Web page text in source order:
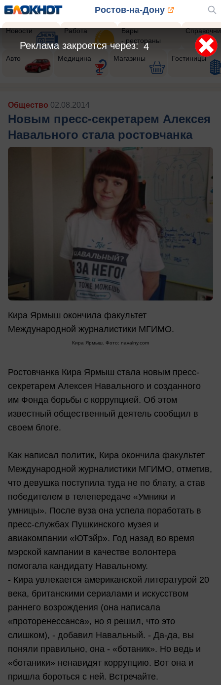
Ростов-на-Дону
Новости Работа
Бары
- рестораны
Авто Медицина Магазины Гостиницы
Общество 02.08.2014
Новым пресс-секретарем Алексея
Навального стала ростовчанка
Кира Ярмыш окончила факультет
Международной журналистики МГИМО.
Кира Ярмыш. Фото: navalny.com
Ростовчанка Кира Ярмыш стала новым пресс-
секретарем Алексея Навального и созданного
им Фонда борьбы с коррупцией. Об этом
известный общественный деятель сообщил в
своем блоге.
Как написал политик, Кира окончила факультет
Международной журналистики МГИМО, отметив,
что девушка поступила туда не по блату, а став
победителем в телепередаче «Умники и
умницы». После вуза она успела поработать в
пресс-службах Пушкинского музея и
авиакомпании «ЮТэйр». Год назад во время
мэрской кампании в качестве волонтера
помогала кандидату Навальному.
- Кира увлекается американской литературой 20
века, британскими сериалами и искусством
раннего возрождения (она написала
«проторенессанса», но я решил, что это
слишком), - добавил Навальный. - Да-да, вы
поняли правильно, она - «ботаник». Но ведь и
«ботаники» ненавидят коррупцию. Вот она и
пришла бороться с ней. Встречайте.
2
Реклама закроется через: